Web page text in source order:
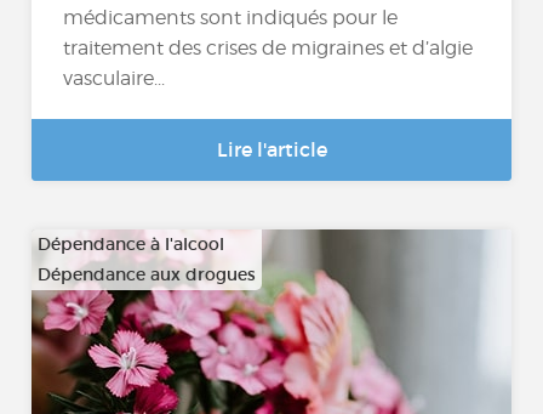
médicaments sont indiqués pour le
traitement des crises de migraines et d’algie
vasculaire...
Lire l'article
Dépendance à l'alcool
Dépendance aux drogues
…